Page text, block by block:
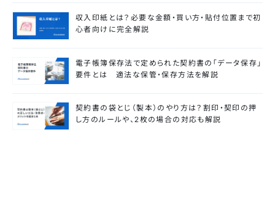
収入印紙とは？必要な金額・買い方・貼付位置まで初
心者向けに完全解説
電子帳簿保存法で定められた契約書の「データ保存」
要件とは 適法な保管・保存方法を解説
契約書の袋とじ（製本）のやり方は？割印・契印の押
し方のルールや、2枚の場合の対応も解説